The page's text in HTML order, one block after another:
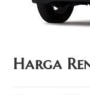
Harga